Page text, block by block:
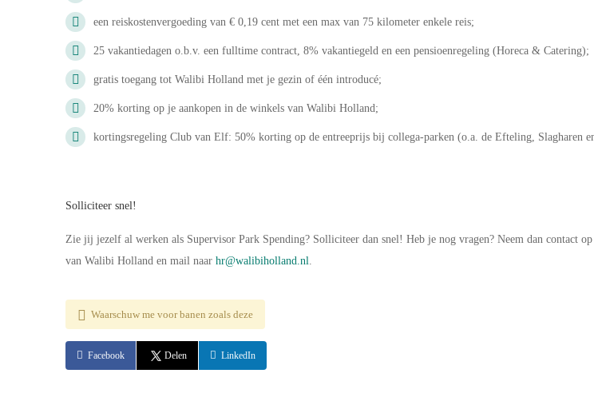
een reiskostenvergoeding van € 0,19 cent met een max van 75 kilometer enkele reis;
25 vakantiedagen o.b.v. een fulltime contract, 8% vakantiegeld en een pensioenregeling (Horeca & Catering);
gratis toegang tot Walibi Holland met je gezin of één introducé;
20% korting op je aankopen in de winkels van Walibi Holland;
kortingsregeling Club van Elf: 50% korting op de entreeprijs bij collega-parken (o.a. de Efteling, Slagharen
Solliciteer snel!
Zie jij jezelf al werken als Supervisor Park Spending? Solliciteer dan snel! Heb je nog vragen? Neem dan contact
van Walibi Holland en mail naar hr@walibiholland.nl
Waarschuw me voor banen zoals deze
Facebook Delen LinkedIn